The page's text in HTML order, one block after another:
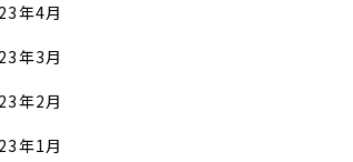
年4月
年3月
年2月
年1月